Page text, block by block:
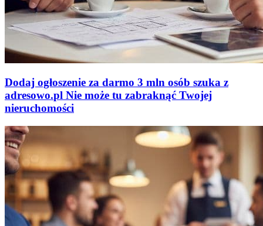
Dodaj ogłoszenie za darmo 3 mln osób szuka z
adresowo.pl Nie może tu zabraknąć Twojej
nieruchomości